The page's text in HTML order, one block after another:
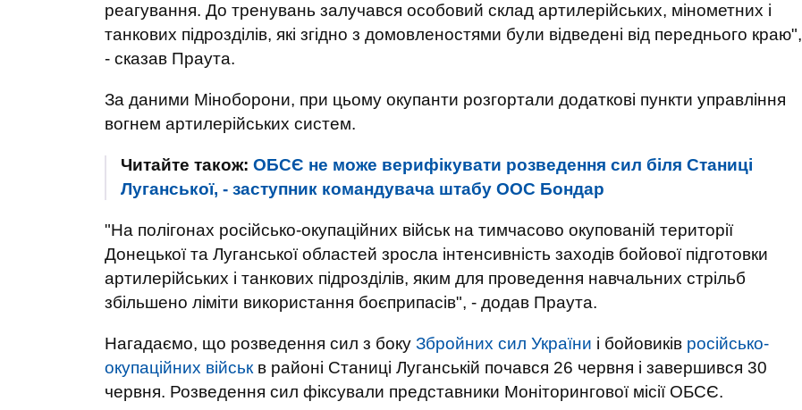
реагування. До тренувань залучався особовий склад артилерійських, мінометних і
танкових підрозділів, які згідно з домовленостями були відведені від переднього краю",
- сказав Праута.
За даними Міноборони, при цьому окупанти розгортали додаткові пункти управління
вогнем артилерійських систем.
Читайте також: ОБСЄ не може верифікувати розведення сил біля Станиці
Луганської, - заступник командувача штабу ООС Бондар
"На полігонах російсько-окупаційних військ на тимчасово окупованій території
Донецької та Луганської областей зросла інтенсивність заходів бойової підготовки
артилерійських і танкових підрозділів, яким для проведення навчальних стрільб
збільшено ліміти використання боєприпасів", - додав Праута.
Нагадаємо, що розведення сил з боку Збройних сил України і бойовиків російсько-
окупаційних військ в районі Станиці Луганській почався 26 червня і завершився 30
червня. Розведення сил фіксували представники Моніторингової місії ОБСЄ.